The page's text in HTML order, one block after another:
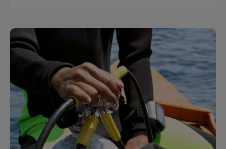
Eindringen von Wasser in die erste Stufe Dies schützt die
innere Schmierung davor, ausgespült zu werden Das vom ACD
geschaffene, geschlossenen Milieu bietet zusätzliche
Sicherheit bei der Verwendung höherer Sauerstoffanteile
Einmaliges, überbalanciertes, membrangesteuertes Design
ermöglicht überdurchschnittliche Leistung in der Tiefe 2
Hochdruckabgänge und 4 Mitteldruckabgänge, in schrägem
Winkel für optimale Schlauchführung Ein nach außen
abschließendes System hält Wasser von der Feder fern, dies
erhöht den Vereisungsschutz und verhindert das Eindringen
von Schmutz und Sedimenten Ab Werk EAN 40 kompatibel Bis
zu 40% O² (nicht innerhalb der Europäischen Union) Zweite
Stufe Pneumatisch balancierte zweite Stufe bietet
leichtgängiges, müheloses Atmen Das Comfo-Bite™
Mundstück verhindert Kieferermüdung Ein patentierter